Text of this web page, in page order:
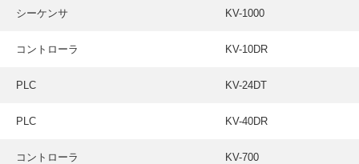
シーケンサ KV-1000
コントローラ KV-10DR
PLC KV-24DT
PLC KV-40DR
コントローラ KV-700